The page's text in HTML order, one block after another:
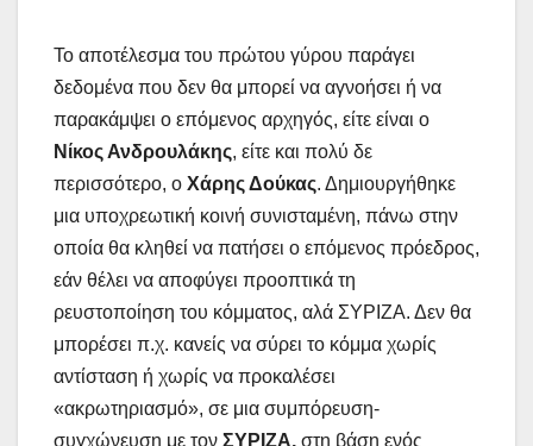
Το αποτέλεσμα του πρώτου γύρου παράγει
δεδομένα που δεν θα μπορεί να αγνοήσει ή να
παρακάμψει ο επόμενος αρχηγός, είτε είναι ο
Νίκος Ανδρουλάκης, είτε και πολύ δε
περισσότερο, ο Χάρης Δούκας. Δημιουργήθηκε
μια υποχρεωτική κοινή συνισταμένη, πάνω στην
οποία θα κληθεί να πατήσει ο επόμενος πρόεδρος,
εάν θέλει να αποφύγει προοπτικά τη
ρευστοποίηση του κόμματος, αλά ΣΥΡΙΖΑ. Δεν θα
μπορέσει π.χ. κανείς να σύρει το κόμμα χωρίς
αντίσταση ή χωρίς να προκαλέσει
«ακρωτηριασμό», σε μια συμπόρευση-
συγχώνευση με τον ΣΥΡΙΖΑ, στη βάση ενός